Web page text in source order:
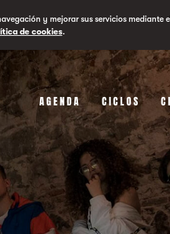
y mejorar sus servicios mediante
de cookies.
AGENDA CICLOS